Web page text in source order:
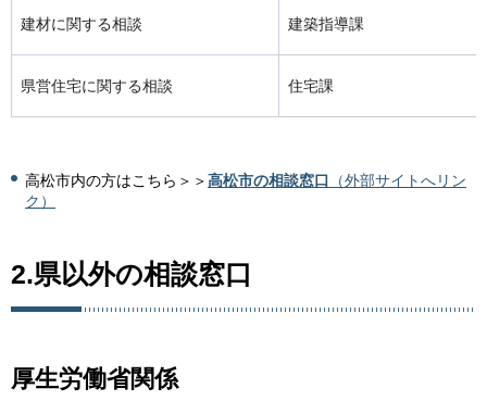
建材に関する相談 建築指導課
県営住宅に関する相談 住宅課
高松市内の方はこちら＞＞高松市の相談窓口 （外部サイトへリン
ク）
2.県以外の相談窓口
厚生労働省関係